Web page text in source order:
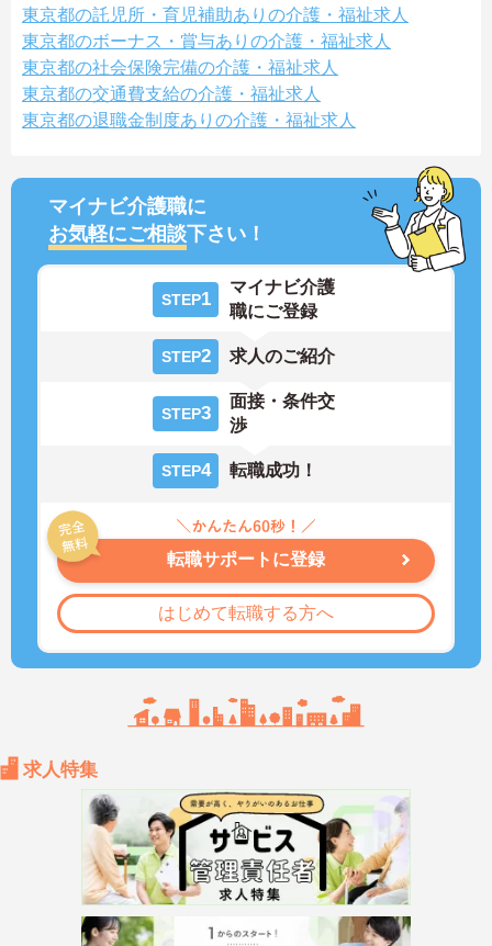
東京都の託児所・育児補助ありの介護・福祉求人
東京都のボーナス・賞与ありの介護・福祉求人
東京都の社会保険完備の介護・福祉求人
東京都の交通費支給の介護・福祉求人
東京都の退職金制度ありの介護・福祉求人
マイナビ介護職に
お気軽にご相談下さい！
STEP1
マイナビ介護
職にご登録
STEP2 求人のご紹介
STEP3
面接・条件交
渉
STEP4 転職成功！
転職サポートに登録
はじめて転職する方へ
求人特集